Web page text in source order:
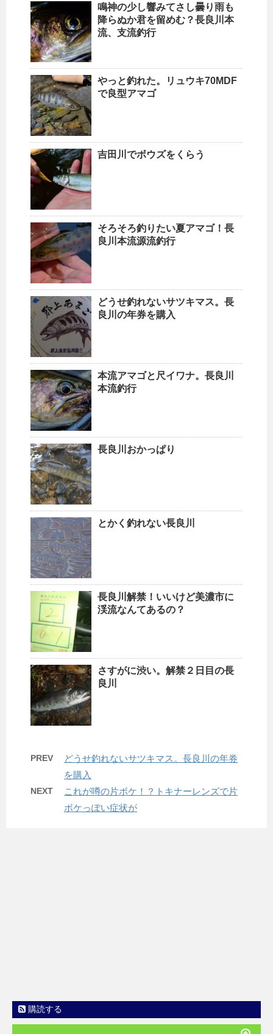
鳴神の少し響みてさし曇り雨も
降らぬか君を留めむ？長良川本
流、支流釣行
やっと釣れた。リュウキ70MDF
で良型アマゴ
吉田川でボウズをくらう
そろそろ釣りたい夏アマゴ！長
良川本流源流釣行
どうせ釣れないサツキマス。長
良川の年券を購入
本流アマゴと尺イワナ。長良川
本流釣行
長良川おかっぱり
とかく釣れない長良川
長良川解禁！いいけど美濃市に
渓流なんてあるの？
さすがに渋い。解禁２日目の長
良川
PREV
どうせ釣れないサツキマス。長良川の年券
を購入
NEXT
これが噂の片ボケ！？トキナーレンズで片
ボケっぽい症状が
購読する